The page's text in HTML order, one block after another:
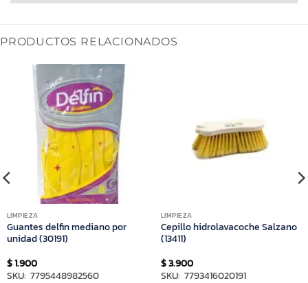
PRODUCTOS RELACIONADOS
LIMPIEZA
Guantes delfin mediano por
unidad (30191)
$1.900
SKU: 7795448982560
LIMPIEZA
Cepillo hidrolavacoche Salzano
(13411)
$3.900
SKU: 7793416020191